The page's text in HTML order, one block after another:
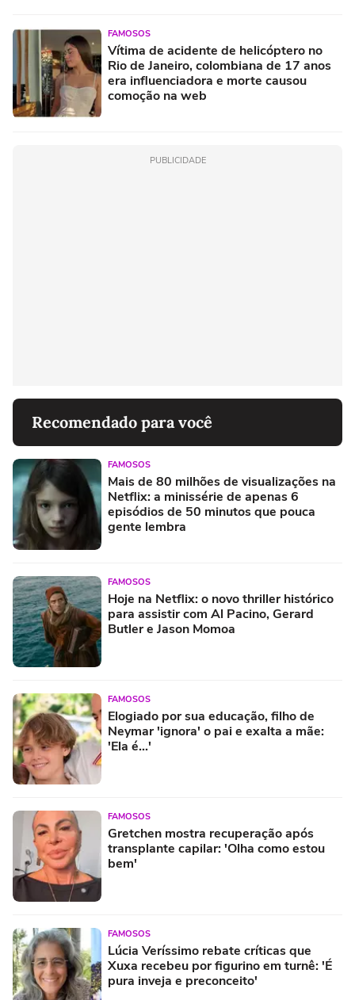
FAMOSOS
Vítima de acidente de helicóptero no
Rio de Janeiro, colombiana de 17 anos
era influenciadora e morte causou
comoção na web
PUBLICIDADE
Recomendado para você
FAMOSOS
Mais de 80 milhões de visualizações na
Netflix: a minissérie de apenas 6
episódios de 50 minutos que pouca
gente lembra
FAMOSOS
Hoje na Netflix: o novo thriller histórico
para assistir com Al Pacino, Gerard
Butler e Jason Momoa
FAMOSOS
Elogiado por sua educação, filho de
Neymar 'ignora' o pai e exalta a mãe:
'Ela é...'
FAMOSOS
Gretchen mostra recuperação após
transplante capilar: 'Olha como estou
bem'
FAMOSOS
Lúcia Veríssimo rebate críticas que
Xuxa recebeu por figurino em turnê: 'É
pura inveja e preconceito'